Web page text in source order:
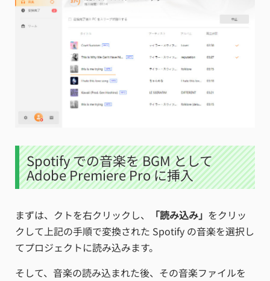
Spotify での音楽を BGM として
Adobe Premiere Pro に挿入
まずは、クトを右クリックし、 「読み込み」 をクリッ
クして上記の手順で変換された Spotify の音楽を選択し
てプロジェクトに読み込みます。
そして、音楽の読み込まれた後、その音楽ファイルを